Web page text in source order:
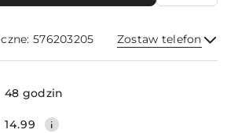
576203205 Zostaw telefon
48 godzin
14.99